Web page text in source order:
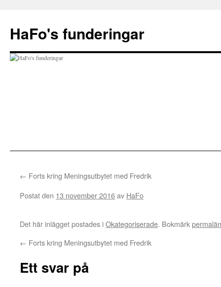
innehåll
HaFo's funderingar
← Forts kring Meningsutbytet med Fredrik
Postat den 13 november 2016av HaFo
Det här inlägget postades iOkategoriserade. Bokmärk
← Forts kring Meningsutbytet med Fredrik
Ett svar på